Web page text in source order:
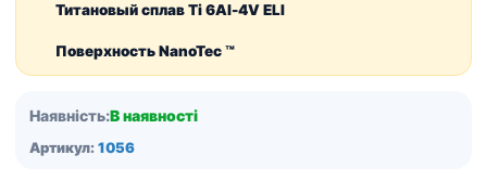
Титановый сплав Ti 6Al-4V ELI
Поверхность NanoTec ™
Наявність:В наявності
Артикул: 1056